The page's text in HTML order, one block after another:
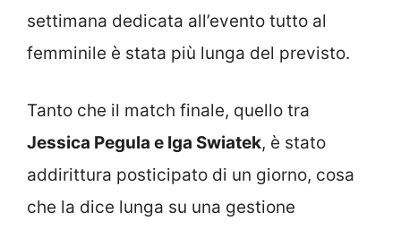
settimana dedicata all’evento tutto al
femminile è stata più lunga del previsto.
Tanto che il match finale, quello tra
Jessica Pegula e Iga Swiatek, è stato
addirittura posticipato di un giorno, cosa
che la dice lunga su una gestione